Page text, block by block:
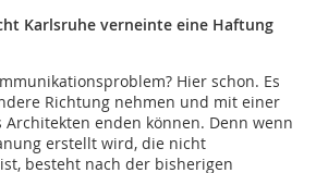
Karlsruhe verneinte eine Haftung
Hier schon. Es
Richtung nehmen und mit einer
enden können. Denn wenn
erstellt wird, die nicht
besteht nach der bisherigen